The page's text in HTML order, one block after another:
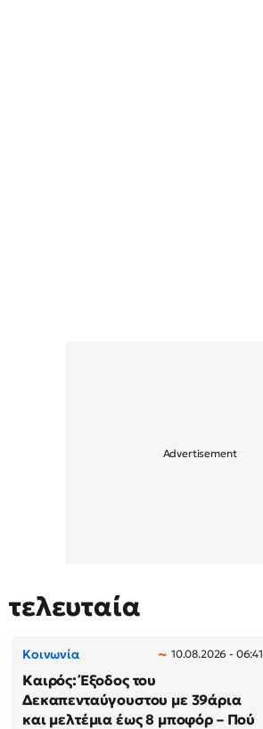
τελευταία
Κοινωνία 10.08.2026 - 06:41
Καιρός: Έξοδος του
Δεκαπενταύγουστου με 39άρια
και μελτέμια έως 8 μποφόρ – Πού